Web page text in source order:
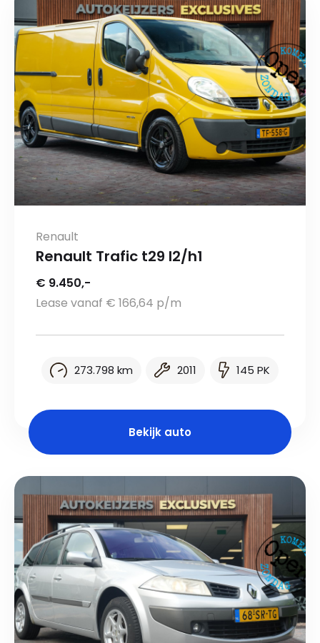
Renault
Renault Trafic t29 l2/h1
€ 9.450,-
Lease vanaf € 166,64 p/m
273.798 km 2011 145 PK
Bekijk auto